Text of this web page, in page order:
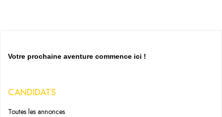
Votre prochaine aventure commence ici !
CANDIDATS
Toutes les annonces